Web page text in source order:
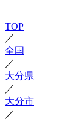
TOP
／
全国
／
大分県
／
大分市
／